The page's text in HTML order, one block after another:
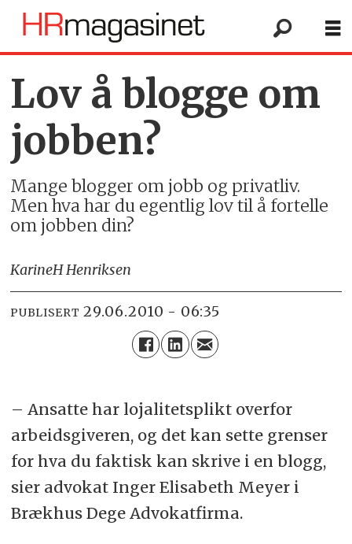
Lov å blogge om
jobben?
Mange blogger om jobb og privatliv.
Men hva har du egentlig lov til å fortelle
om jobben din?
KarineH Henriksen
PUBLISERT 29.06.2010 - 06:35
– Ansatte har lojalitetsplikt overfor
arbeidsgiveren, og det kan sette grenser
for hva du faktisk kan skrive i en blogg,
sier advokat Inger Elisabeth Meyer i
Brækhus Dege Advokatfirma.